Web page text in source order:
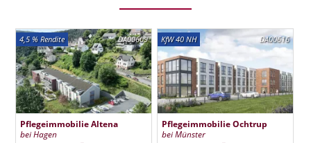
DA00609
4,5 % Rendite
Pflegeimmobilie Altena
bei Hagen
DA00616
KfW 40 NH
Pflegeimmobilie Ochtrup
bei Münster